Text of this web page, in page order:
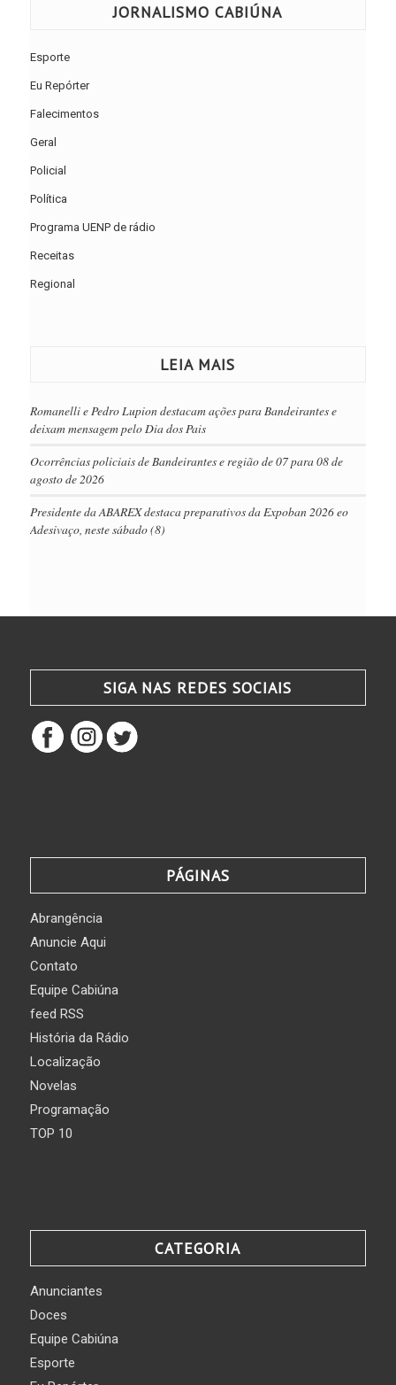
JORNALISMO CABIÚNA
Esporte
Eu Repórter
Falecimentos
Geral
Policial
Política
Programa UENP de rádio
Receitas
Regional
LEIA MAIS
Romanelli e Pedro Lupion destacam ações para Bandeirantes e
deixam mensagem pelo Dia dos Pais
Ocorrências policiais de Bandeirantes e região de 07 para 08 de
agosto de 2026
Presidente da ABAREX destaca preparativos da Expoban 2026 eo
Adesivaço, neste sábado (8)
SIGA NAS REDES SOCIAIS
PÁGINAS
Abrangência
Anuncie Aqui
Contato
Equipe Cabiúna
feed RSS
História da Rádio
Localização
Novelas
Programação
TOP 10
CATEGORIA
Anunciantes
Doces
Equipe Cabiúna
Esporte